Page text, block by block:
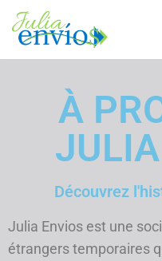
Aller
au
À
Découvrez
Julia Envios est une
étrangers temporaires